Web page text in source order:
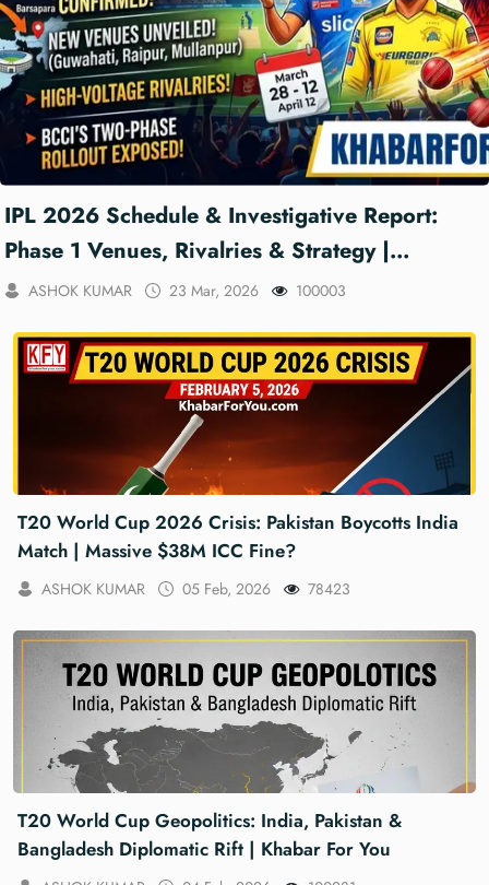
IPL 2026 Schedule & Investigative Report:
Phase 1 Venues, Rivalries & Strategy |
KhabarForYou
ASHOK KUMAR 23 Mar, 2026
T20 World Cup 2026 Crisis: Pakistan Boycotts India
Match | Massive $38M ICC Fine?
ASHOK KUMAR 05 Feb, 2026 78423
T20 World Cup Geopolitics: India, Pakistan &
Bangladesh Diplomatic Rift | Khabar For You